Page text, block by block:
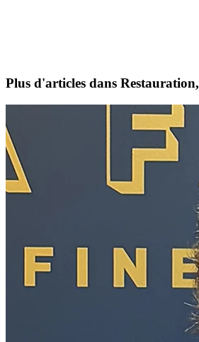
Plus d'articles dans